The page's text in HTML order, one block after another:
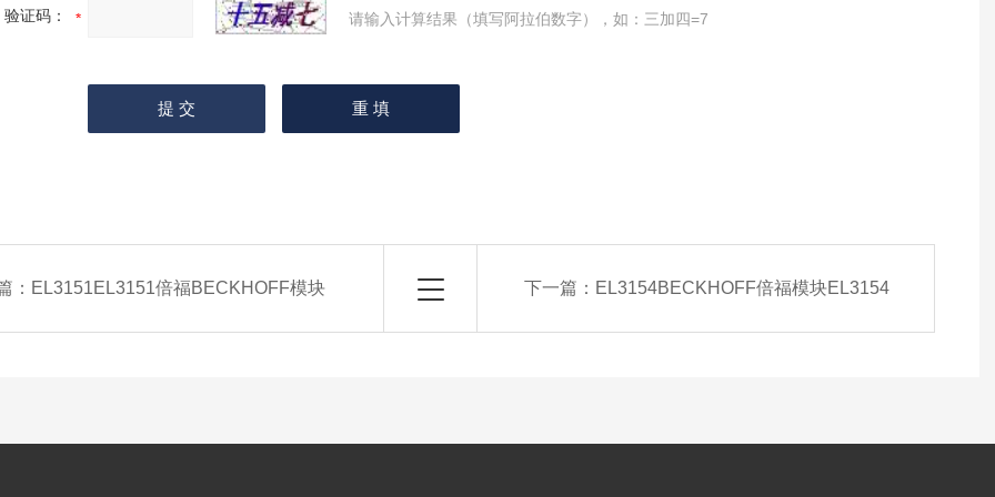
验证码： 请输入计算结果（填写阿拉伯数字），如：三加四=7
： EL3151EL3151倍福BECKHOFF模块 下一篇： EL3154BECKHOFF倍福模块EL3154